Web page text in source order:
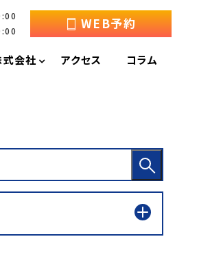
WEB予約
式会社 アクセス コラム